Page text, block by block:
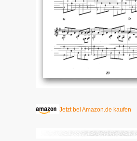
Jetzt bei Amazon.de kaufen